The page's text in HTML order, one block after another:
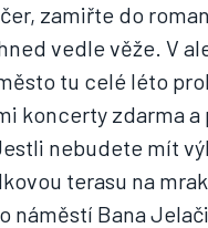
zamiřte do
vedle věže. V
tu celé léto
koncerty zdarma a
nebudete mít
terasu na
náměstí Bana